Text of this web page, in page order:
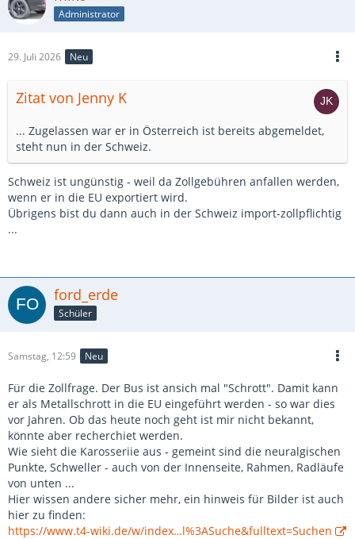
Administrator
29. Juli 2026 Neu
Zitat von Jenny K
... Zugelassen war er in Österreich ist bereits abgemeldet,
steht nun in der Schweiz.
Schweiz ist ungünstig - weil da Zollgebühren anfallen werden,
wenn er in die EU exportiert wird.
Übrigens bist du dann auch in der Schweiz import-zollpflichtig
...
ford_erde
Schüler
Samstag, 12:59 Neu
Für die Zollfrage. Der Bus ist ansich mal "Schrott". Damit kann
er als Metallschrott in die EU eingeführt werden - so war dies
vor Jahren. Ob das heute noch geht ist mir nicht bekannt,
könnte aber recherchiet werden.
Wie sieht die Karosseriie aus - gemeint sind die neuralgischen
Punkte, Schweller - auch von der Innenseite, Rahmen, Radläufe
von unten ...
Hier wissen andere sicher mehr, ein hinweis für Bilder ist auch
hier zu finden:
https://www.t4-wiki.de/w/index…l%3ASuche&fulltext=Suchen